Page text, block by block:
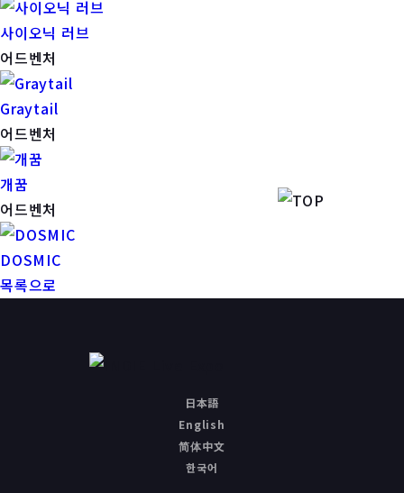
사이오닉 러브
어드벤처
Graytail
어드벤처
개꿈
어드벤처
DOSMIC
목록으로
日本語
English
简体中文
한국어